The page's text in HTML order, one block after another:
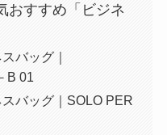
おすすめ「ビジネ
バッグ｜
B 01
バッグ｜SOLO PER